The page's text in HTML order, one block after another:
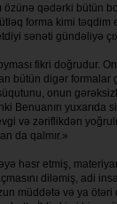
qədərki bütün
forma kimi
sənəti gündəliyə
fikri doğrudur.
bütün digər
onun
Benuanın yuxarıda
və zə­riflikdən
da qalmır.»
həsr etmiş,
diləmiş, adi
müddətə və ya